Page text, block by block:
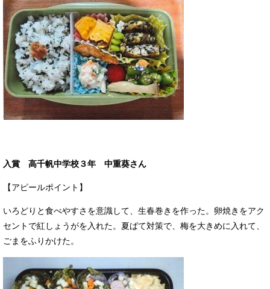
入賞 高千帆中学校３年 中重葵さん
【アピールポイント】
いろどりと食べやすさを意識して、生春巻きを作った。卵焼きをアク
セントで紅しょうがを入れた。夏ばて対策で、梅を大きめに入れて、
ごまをふりかけた。